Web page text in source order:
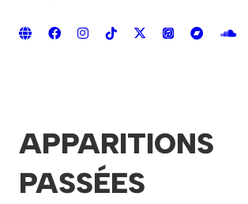
APPARITIONS
PASSÉES